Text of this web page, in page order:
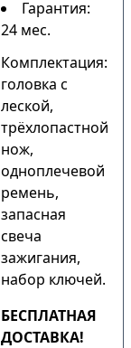
Гарантия:
24 мес.
Комплектация:
головка с
леской,
трёхлопастной
нож,
одноплечевой
ремень,
запасная
свеча
зажигания,
набор ключей.
БЕСПЛАТНАЯ
ДОСТАВКА!